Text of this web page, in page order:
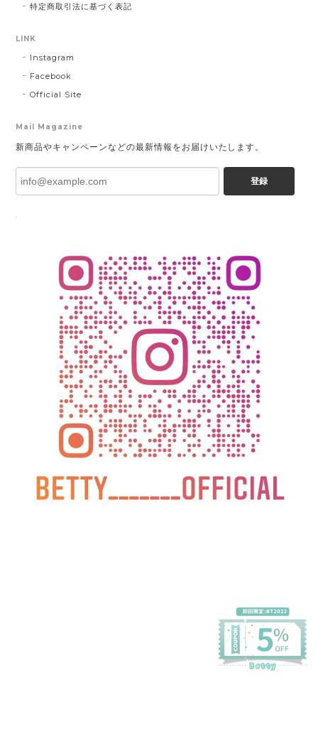
特定商取引法に基づく表記
LINK
Instagram
Facebook
Official Site
Mail Magazine
新商品やキャンペーンなどの最新情報をお届けいたします。
登録